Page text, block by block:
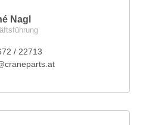
Nagl
/ 22713